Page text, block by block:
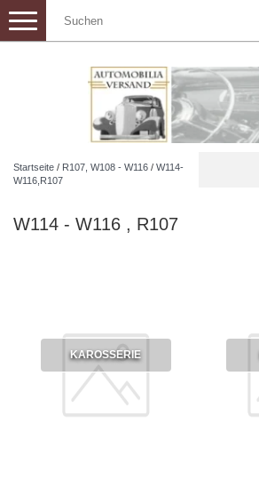
Toggle
navigation
Startseite / R107, W108 - W116 / W114-
W116,R107
W114 - W116 , R107
KAROSSERIE